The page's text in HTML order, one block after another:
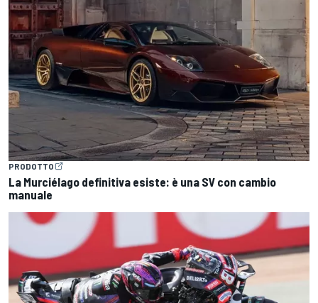
PRODOTTO
La Murciélago definitiva esiste: è una SV con cambio
manuale